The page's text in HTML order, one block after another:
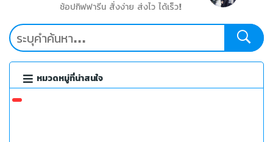
ช้อปกิฟฟารีน สั่งง่าย ส่งไว ได้เร็ว!
หมวดหมู่ที่น่าสนใจ